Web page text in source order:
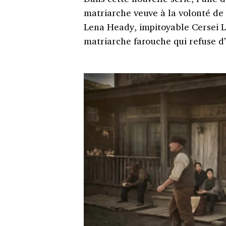
matriarche veuve à la volonté
Lena Heady, impitoyable Cersei
matriarche farouche qui refuse